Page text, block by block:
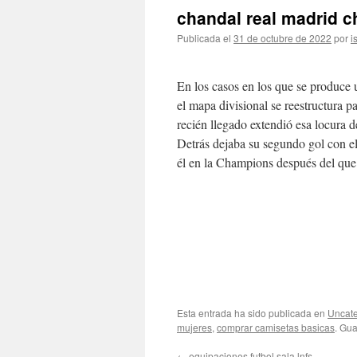
chandal real madrid
Publicada el 31 de octubre de 2022 por
En los casos en los que se
el mapa divisional se reestructura
recién llegado extendió esa locura
Detrás dejaba su segundo gol con
él en la Champions después del
Esta entrada ha sido publicada en
mujeres, comprar camisetas basicas.